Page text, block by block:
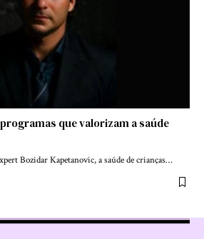
que valorizam a saúde
Bozidar Kapetanovic, a saúde de crianças…